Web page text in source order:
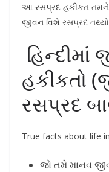
આ રસપ્રદ હકીકત તમને
જીવન વિશે રસપ્રદ
હિન્દીમાં
હકીકતો
રસપ્રદ
True facts about life
જો તમે માનવ